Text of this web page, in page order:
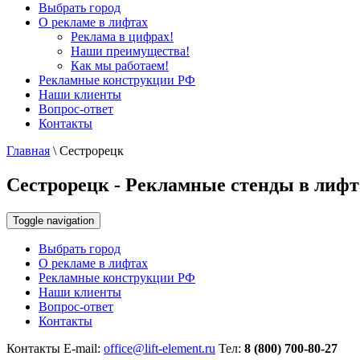
Выбрать город
О рекламе в лифтах
Реклама в цифрах!
Наши преимущества!
Как мы работаем!
Рекламные конструкции РФ
Наши клиенты
Вопрос-ответ
Контакты
Главная \ Сестрорецк
Сестрорецк - Рекламные стенды в
Toggle navigation
Выбрать город
О рекламе в лифтах
Рекламные конструкции РФ
Наши клиенты
Вопрос-ответ
Контакты
Контакты E-mail: office@lift-element.ru Тел: 8 (800) 700-80-27